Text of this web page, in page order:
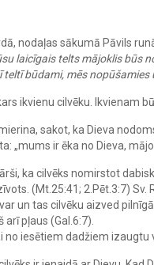
nodaļas sākumā Pāvils
laicīgais telts mājoklis būs
teltī būdami, mēs
ikvienu cilvēku. Ikvienam
sakot, ka Dieva
„mums ir ēka no Dieva,
ka cilvēks nomirstot
(Mt.25:41; 2.Pēt.3:7)
un tas cilvēku aizved
arī pļaus (Gal.6:7).
no iesētiem dadžiem izaugtu